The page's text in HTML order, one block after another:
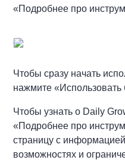
«Подробнее про
Чтобы сразу начать
нажмите «Использовать
Чтобы узнать о Daily
«Подробнее про
страницу с
возможностях и